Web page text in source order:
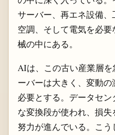
サーバー、再エネ設備、
空調、そして電気を必
械の中にある。
AIは、この古い産業層
ーバーは大きく、変動
必要とする。データセ
な変換段が使われ、損
努力が進んでいる。こ